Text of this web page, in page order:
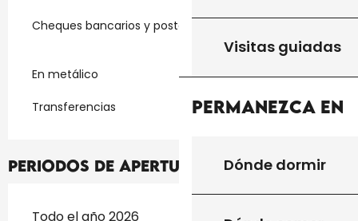
Visitas guiadas
Permanezca en
Dónde dormir
Cheques bancarios y postales
En metálico
Transferencias
Periodos de apertura
Todo el año 2026